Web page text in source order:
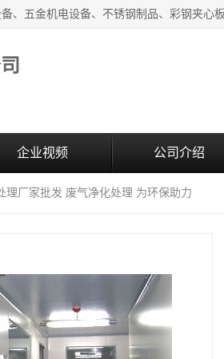
企业视频 公司介绍
理厂家批发 废气净化处理 为环保助力